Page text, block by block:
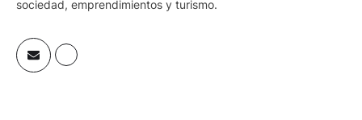
sociedad, emprendimientos y turismo.